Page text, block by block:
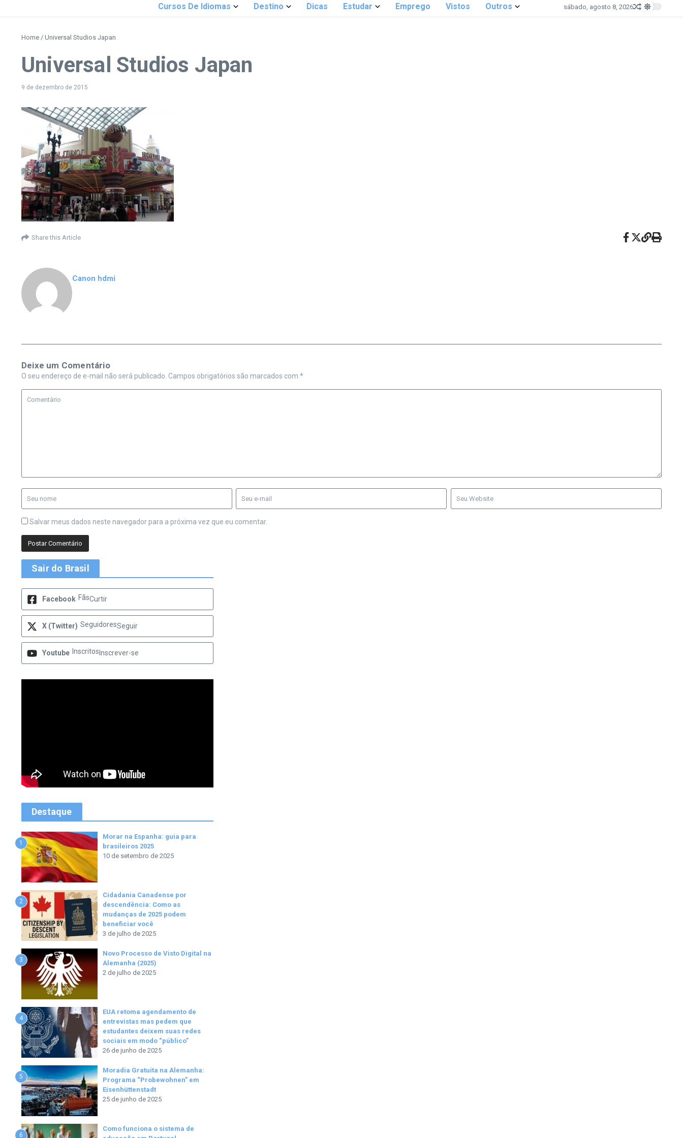
Cursos De Idiomas Destino Dicas Estudar Emprego Vistos Outros sábado, agosto 8, 2026
Home / Universal Studios Japan
Universal Studios Japan
9 de dezembro de 2015
Share this Article
Canon hdmi
Deixe um Comentário
O seu endereço de e-mail não será publicado. Campos obrigatórios são marcados com *
Salvar meus dados neste navegador para a próxima vez que eu comentar.
Sair do Brasil
Facebook FãsCurtir
X (Twitter) SeguidoresSeguir
Youtube Inscritos Inscrever-se
Destaque
1
Morar na Espanha: guia para
brasileiros 2025
10 de setembro de 2025
2
Cidadania Canadense por
descendência: Como as
mudanças de 2025 podem
beneficiar você
3 de julho de 2025
3
Novo Processo de Visto Digital na
Alemanha (2025)
2 de julho de 2025
4
EUA retoma agendamento de
entrevistas mas pedem que
estudantes deixem suas redes
sociais em modo “público”
26 de junho de 2025
5
Moradia Gratuita na Alemanha:
Programa “Probewohnen” em
Eisenhüttenstadt
25 de junho de 2025
6
Como funciona o sistema de